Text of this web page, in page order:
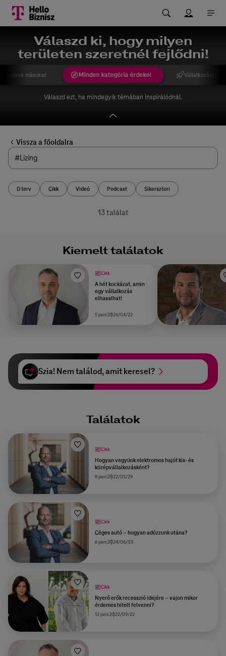
Válaszd ki, hogy milyen
területen szeretnél fejlődni!
Minden kategória érdekel Vállalkozást
másokat
Válaszd ezt, ha mindegyik témában inspirálódnál.
Vissza a főoldalra
D terv Cikk Videó Podcast Sikersztori
13 találat
Kiemelt találatok
Cikk
A hét kockázat, amin
egy vállalkozás
elhasalhat!
5 perc2026/04/22
Szia! Nem találod, amit keresel?
Találatok
Cikk
Hogyan vegyünk elektromos hajót kis- és
középvállalkozásként?
8 perc2022/05/29
Cikk
Céges autó – hogyan adózzunk utána?
6 perc2024/06/03
Cikk
Nyerő erők recesszió idejére – vajon mikor
érdemes hitelt felvenni?
12 perc2022/09/22